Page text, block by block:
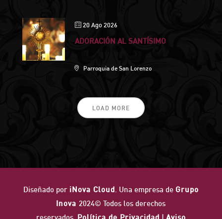
20 Ago 2026
ADORACIÓN AL SANTÍSIMO
Parroquia de San Lorenzo
LOAD MORE
Diseñado por iNova Cloud. Una empresa de Grupo
Inova 2024© Todos los derechos